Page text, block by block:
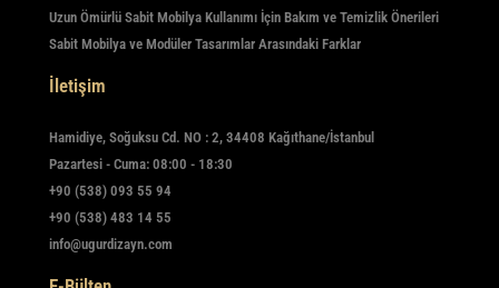
Uzun Ömürlü Sabit Mobilya Kullanımı İçin Bakım ve Temizlik Önerileri
Sabit Mobilya ve Modüler Tasarımlar Arasındaki Farklar
İletişim
Hamidiye, Soğuksu Cd. NO : 2, 34408 Kağıthane/İstanbul
Pazartesi - Cuma: 08:00 - 18:30
+90 (538) 093 55 94
+90 (538) 483 14 55
info@ugurdizayn.com